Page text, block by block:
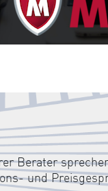
Berater
und